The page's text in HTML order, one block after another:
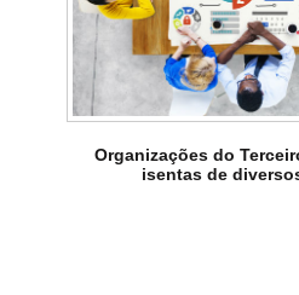
Organizações do
isentas de